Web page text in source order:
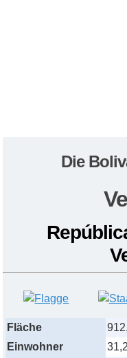
Die
Fläche
Einwohner